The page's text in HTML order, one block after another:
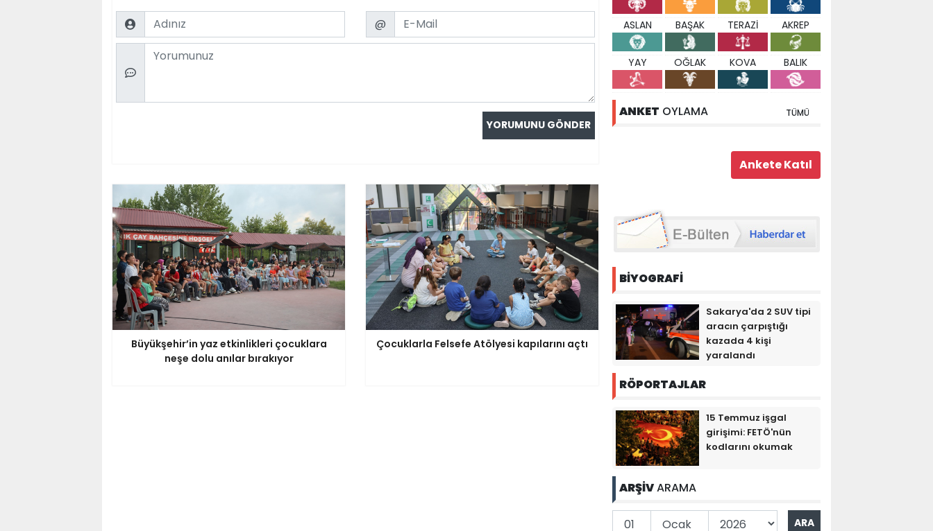
Name Email
@
Comment
Büyükşehir’in yaz etkinlikleri çocuklara
neşe dolu anılar bırakıyor
Çocuklarla Felsefe Atölyesi kapılarını açtı
ASLAN BAŞAK TERAZİ AKREP
YAY OĞLAK KOVA BALIK
ANKET OYLAMA TÜMÜ
BİYOGRAFİ
Sakarya'da 2 SUV tipi
aracın çarpıştığı
kazada 4 kişi
yaralandı
RÖPORTAJLAR
15 Temmuz işgal
girişimi: FETÖ'nün
kodlarını okumak
ARŞİVARAMA